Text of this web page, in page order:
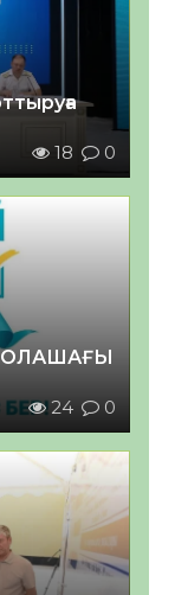
18 0
24 0